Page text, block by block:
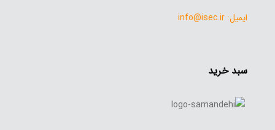
ایمیل: info@isec.ir
سبد خرید